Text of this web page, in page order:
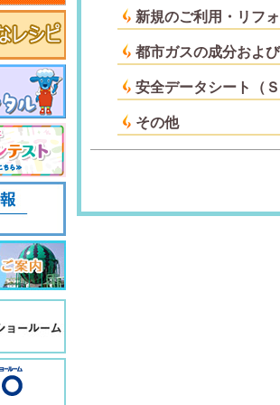
新規のご利用・リフ
都市ガスの成分およ
安全データシート（
その他